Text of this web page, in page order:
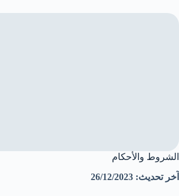
الشروط والأحكام
آخر تحديث: 26/12/2023